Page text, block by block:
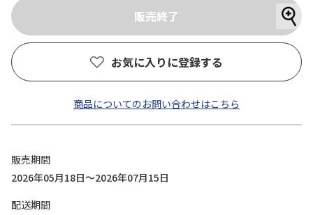
お気に入りに登録する
商品についてのお問い合わせはこちら
販売期間
2026年05月18日～2026年07月15日
配送期間